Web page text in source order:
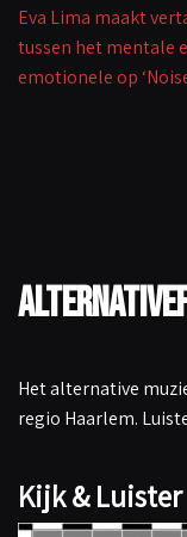
Eva Lima maakt
tussen het mentale
emotionele op
Het alternative
regio Haarlem.
Kijk &